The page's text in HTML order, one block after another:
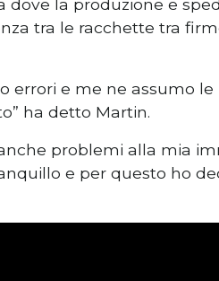
dove la produzione e
tra le racchette tra
errori e me ne assumo
ha detto Martin.
problemi alla mia
e per questo ho